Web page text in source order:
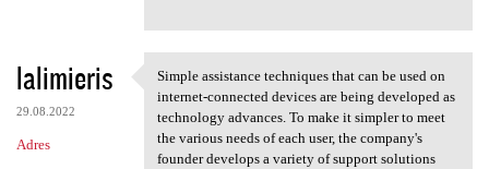
lalimieris
29.08.2022
Adres
Simple assistance techniques
Simple assistance techniques that can be used on
internet-connected devices are being developed as
technology advances. To make it simpler to meet
the various needs of each user, the company's
founder develops a variety of support solutions